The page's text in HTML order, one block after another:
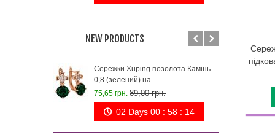
NEW PRODUCTS
позолота Камінь
Сережки Xuping 1,5 см синій камінь
(Медичне...
96,05 грн.113,00 грн.
02 Days 00 : 58 : 13